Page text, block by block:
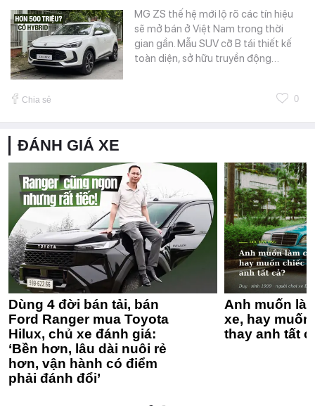
MG ZS thế hệ mới lộ rõ các tín hiệu
sẽ mở bán ở Việt Nam trong thời
gian gần. Mẫu SUV cỡ B tái thiết kế
toàn diện, sở hữu truyền động…
Chia sẻ 0
ĐÁNH GIÁ XE
Dùng 4 đời bán tải, bán
Ford Ranger mua Toyota
Hilux, chủ xe đánh giá:
‘Bền hơn, lâu dài nuôi rẻ
hơn, vận hành có điểm
phải đánh đổi’
Anh muốn
xe, hay
thay anh tất